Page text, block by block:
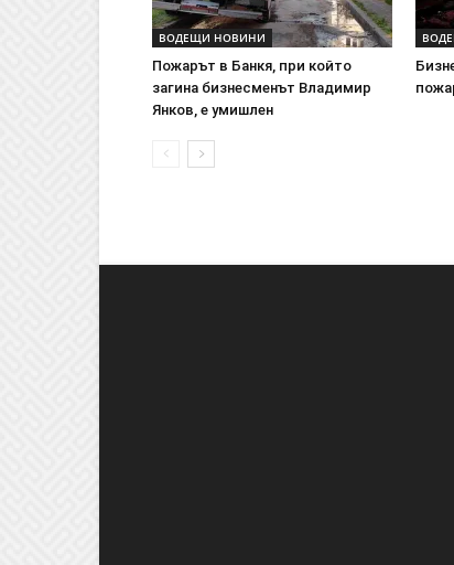
ВОДЕЩИ НОВИНИ
Пожарът в Банкя, при който
загина бизнесменът Владимир
Янков, е умишлен